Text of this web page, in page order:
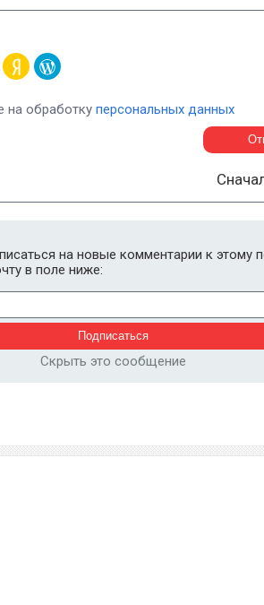
на обработку персональных данных
на новые комментарии к этому
в поле ниже:
Скрыть это сообщение